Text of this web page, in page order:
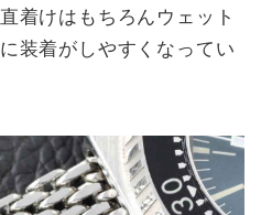
着けはもちろんウェット
装着がしやすくなってい